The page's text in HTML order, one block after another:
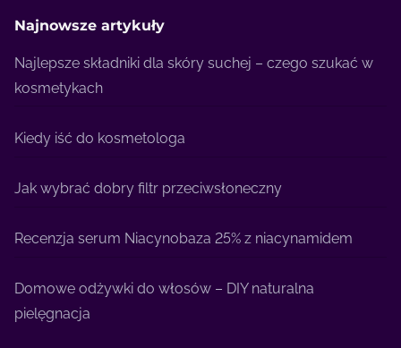
Najnowsze artykuły
Najlepsze składniki dla skóry suchej – czego szukać w
kosmetykach
Kiedy iść do kosmetologa
Jak wybrać dobry filtr przeciwsłoneczny
Recenzja serum Niacynobaza 25% z niacynamidem
Domowe odżywki do włosów – DIY naturalna
pielęgnacja